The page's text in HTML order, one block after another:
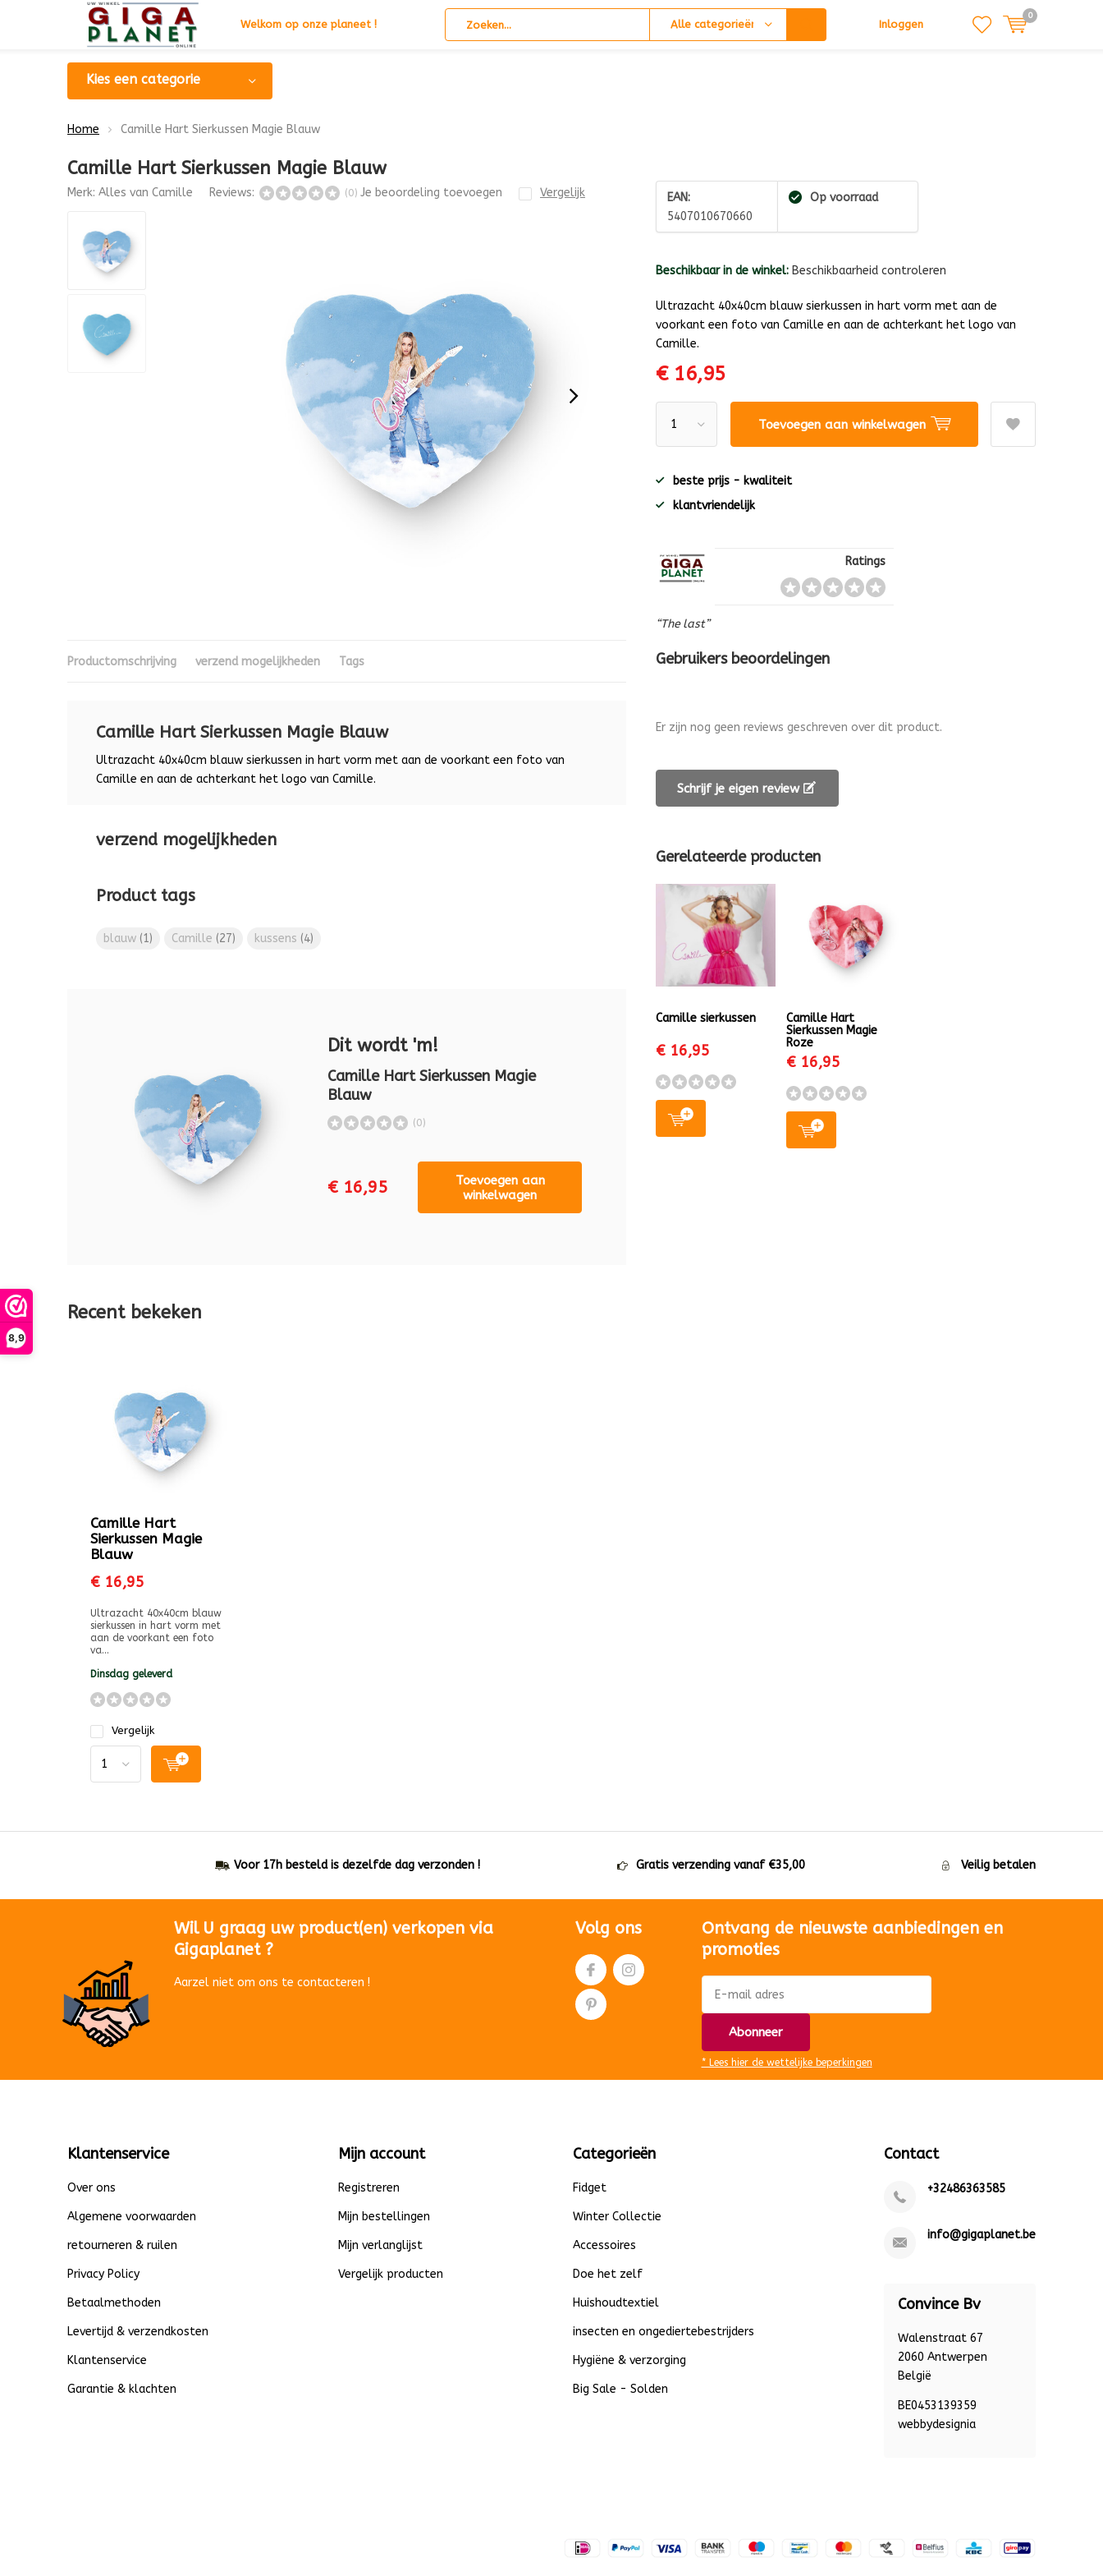
8,9
Welkom op onze planeet ! Alle categorieën Inloggen
0
Kies een categorie
Home Camille Hart Sierkussen Magie Blauw
Camille Hart Sierkussen Magie Blauw
Merk: Alles van Camille Reviews: (0) Je beoordeling toevoegen Vergelijk
EAN:
5407010670660
Op voorraad
Beschikbaar in de winkel: Beschikbaarheid controleren
Ultrazacht 40x40cm blauw sierkussen in hart vorm met aan de
voorkant een foto van Camille en aan de achterkant het logo van
Camille.
€ 16,95
Toevoegen aan winkelwagen
beste prijs - kwaliteit
klantvriendelijk
Ratings
“The last”
Productomschrijving verzend mogelijkheden Tags
Camille Hart Sierkussen Magie Blauw
Ultrazacht 40x40cm blauw sierkussen in hart vorm met aan de voorkant een foto van
Camille en aan de achterkant het logo van Camille.
verzend mogelijkheden
Product tags
blauw (1) Camille (27) kussens (4)
Dit wordt 'm!
Camille Hart Sierkussen Magie
Blauw
(0)
€ 16,95
Toevoegen aan
winkelwagen
Gebruikers beoordelingen
Er zijn nog geen reviews geschreven over dit product.
Schrijf je eigen review
Gerelateerde producten
Camille sierkussen
€ 16,95
Camille Hart
Sierkussen Magie
Roze
€ 16,95
Recent bekeken
Camille Hart
Sierkussen Magie
Blauw
€ 16,95
Ultrazacht 40x40cm blauw
sierkussen in hart vorm met
aan de voorkant een foto
va...
Dinsdag geleverd
Vergelijk
Voor 17h besteld is dezelfde dag verzonden ! Gratis verzending vanaf €35,00 Veilig betalen
Wil U graag uw product(en) verkopen via
Gigaplanet ?
Aarzel niet om ons te contacteren !
Volg ons
Ontvang de nieuwste aanbiedingen en
promoties
Abonneer
* Lees hier de wettelijke beperkingen
Klantenservice
Over ons
Algemene voorwaarden
retourneren & ruilen
Privacy Policy
Betaalmethoden
Levertijd & verzendkosten
Klantenservice
Garantie & klachten
Mijn account
Registreren
Mijn bestellingen
Mijn verlanglijst
Vergelijk producten
Categorieën
Fidget
Winter Collectie
Accessoires
Doe het zelf
Huishoudtextiel
insecten en ongediertebestrijders
Hygiëne & verzorging
Big Sale - Solden
Contact
+32486363585
info@gigaplanet.be
Convince Bv
Walenstraat 67
2060 Antwerpen
België
BE0453139359
webbydesignia